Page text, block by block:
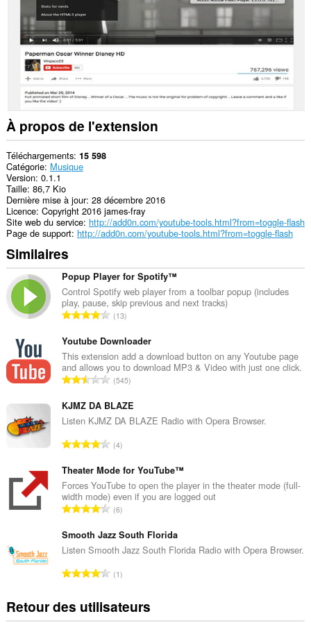
navigation.
À propos de l'extension
Téléchargements 15 598
Catégorie Musique
Version 0.1.1
Taille 86,7 Kio
Dernière mise à jour 28 décembre 2016
Licence Copyright 2016 james-fray
Site web du service http://add0n.com/youtube-tools.html?from=toggle-flash
Page de support http://add0n.com/youtube-tools.html?from=toggle-flash
Similaires
Popup Player for Spotify™
Control Spotify web player from a toolbar popup (includes
play, pause, skip previous and next tracks)
N
m
b
r
e
o
t
a
d
e
n
o
e
s
13
Youtube Downloader
This extension add a download button on any Youtube page
and allows you to download MP3 & Video with just one click.
N
m
b
e
o
t
a
d
e
o
e
s
545
KJMZ DA BLAZE
Listen KJMZ DA BLAZE Radio with Opera Browser.
N
m
b
r
e
o
t
a
e
4
Theater Mode for YouTube™
Forces YouTube to open the player in the theater mode (full-
width mode) even if you are logged out
N
m
b
e
o
t
6
Smooth Jazz South Florida
Listen Smooth Jazz South Florida Radio with Opera Browser.
N
b
1
Retour des utilisateurs